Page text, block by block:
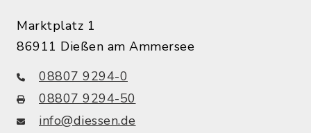
Marktplatz 1
86911 Dießen am Ammersee
08807 9294-0
08807 9294-50
info@diessen.de